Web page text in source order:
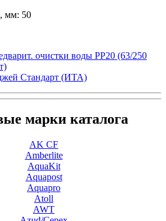
мм: 50
очистки воды РР20 (63/250
Стандарт (ИТА)
марки каталога
AK CF
Amberlite
AquaKit
Aquapost
Aquapro
Atoll
AWT